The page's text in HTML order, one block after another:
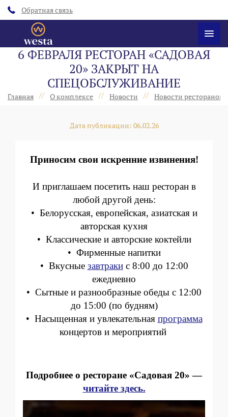
Обратная связь
6 ФЕВРАЛЯ РЕСТОРАН «‎САДОВАЯ
20» ЗАКРЫТ НА
СПЕЦОБСЛУЖИВАНИЕ
Главная // О комплексе // Новости // Новости ресторанов
Дата публикации: 06.02.26
Приносим свои искренние извинения!
И приглашаем посетить наш ресторан в
любой другой день:
• Белорусская, европейская, азиатская и
авторская кухня
• Классические и авторские коктейли
• Фирменные напитки
• Вкусные завтракис 8:00 до 12:00
ежедневно
• Сытные и разнообразные обеды с 12:00
до 15:00 (по будням)
• Насыщенная и увлекательная программа
концертов и мероприятий
Подробнее о ресторане «Садовая 20» —
читайте здесь.